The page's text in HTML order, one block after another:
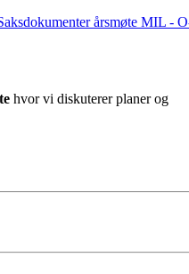
årsmøte MIL -
hvor vi diskuterer planer og